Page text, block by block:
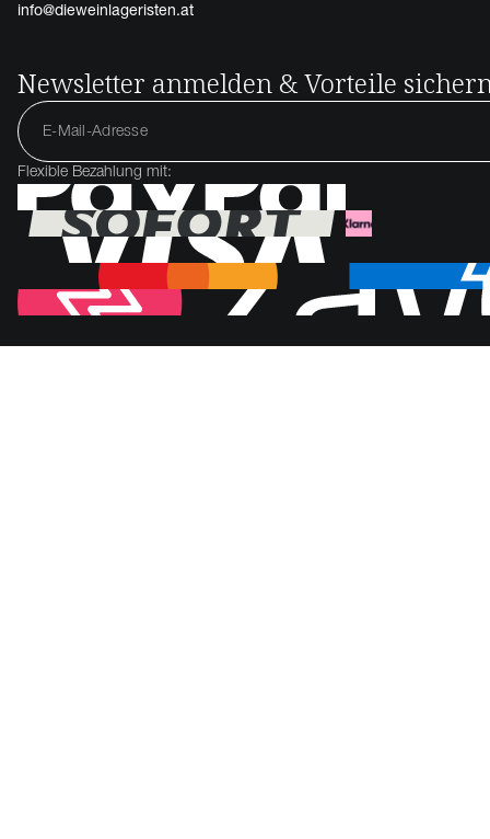
info@dieweinlageristen.at
Newsletter anmelden & Vorteile
Flexible Bezahlung mit: